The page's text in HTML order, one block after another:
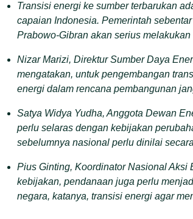
Transisi energi ke sumber terbarukan
capaian Indonesia. Pemerintah
Prabowo-Gibran akan serius
Nizar Marizi, Direktur Sumber Daya
mengatakan, untuk pengembangan
energi dalam rencana pembangunan
Satya Widya Yudha, Anggota Dewan
perlu selaras dengan kebijakan
sebelumnya nasional perlu dinilai
Pius Ginting, Koordinator Nasional Aksi
kebijakan, pendanaan juga perlu
negara, katanya, transisi energi agar